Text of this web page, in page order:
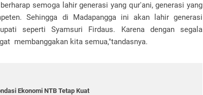
semoga lahir generasi yang qur'ani, generasi yang
Sehingga di Madapangga ini akan lahir generasi
seperti Syamsuri Firdaus. Karena dengan segala
membanggakan kita semua,"tandasnya.
Ekonomi NTB Tetap Kuat